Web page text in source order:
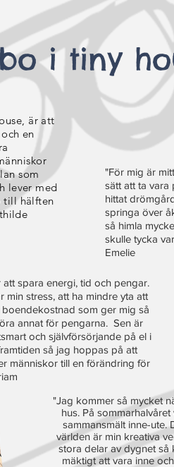
i tiny
är att
en
som
lever med
till hälften
"För mig är
sätt att ta vara
hittat
springa över
så himla
skulle tycka
Emelie
spara energi, tid och pengar.
min stress, att ha mindre yta att
som ger mig så
annat för pengarna. Sen är
och självförsörjande på el i
så jag hoppas på att
människor till en förändring för
"Jag kommer så mycket
hus. På
sammansmält inne-ute.
världen är min kreativa
stora delar av dygnet så
mäktigt att vara inne